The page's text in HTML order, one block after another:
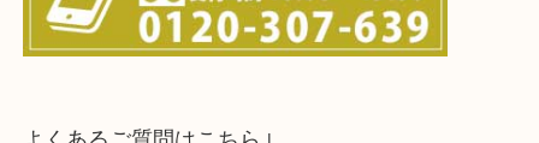
買取方法は以下の３つです。